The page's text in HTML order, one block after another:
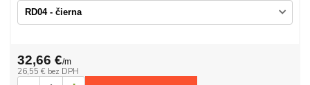
32,66 €/m
26,55 € bez DPH